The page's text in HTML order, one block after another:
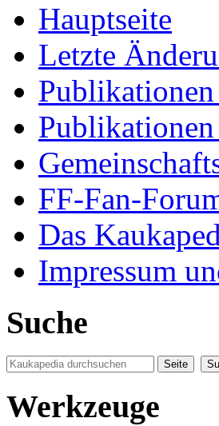
Hauptseite
Letzte
FF-Fan-
Das
Impressum
Suche
Werkzeuge